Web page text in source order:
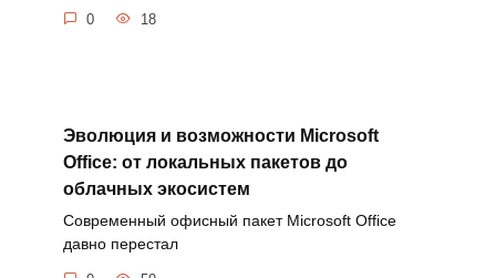
0 18
Эволюция и возможности Microsoft
Office: от локальных пакетов до
облачных экосистем
Современный офисный пакет Microsoft Office
давно перестал